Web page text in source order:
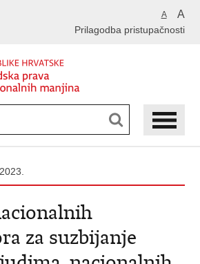
A A
Prilagodba pristupačnosti
za suzbijanje